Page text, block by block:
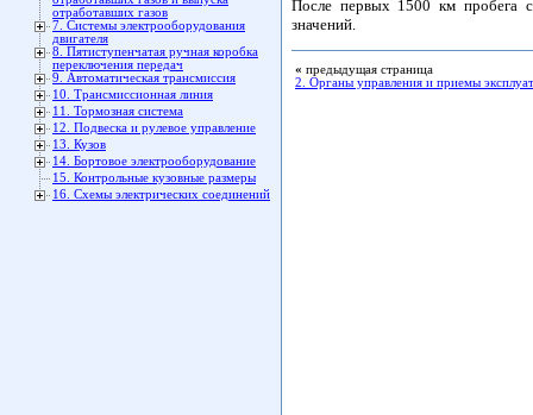
отработавших газов
7. Системы электрооборудования
двигателя
8. Пятиступенчатая ручная коробка
переключения передач
9. Автоматическая трансмиссия
10. Трансмиссионная линия
11. Тормозная система
12. Подвеска и рулевое управление
13. Кузов
14. Бортовое электрооборудование
15. Контрольные кузовные размеры
16. Схемы электрических соединений
После первых 1500 км пробега
значений.
« предыдущая страница
2. Органы управления и приемы